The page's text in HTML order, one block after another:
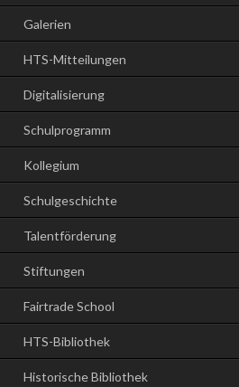
Galerien
HTS-Mitteilungen
Digitalisierung
Schulprogramm
Kollegium
Schulgeschichte
Talentförderung
Stiftungen
Fairtrade School
HTS-Bibliothek
Historische Bibliothek